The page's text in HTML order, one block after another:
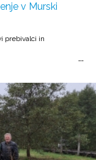
v Murski
prebivalci in